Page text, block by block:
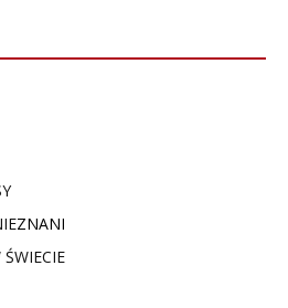
ZNANI